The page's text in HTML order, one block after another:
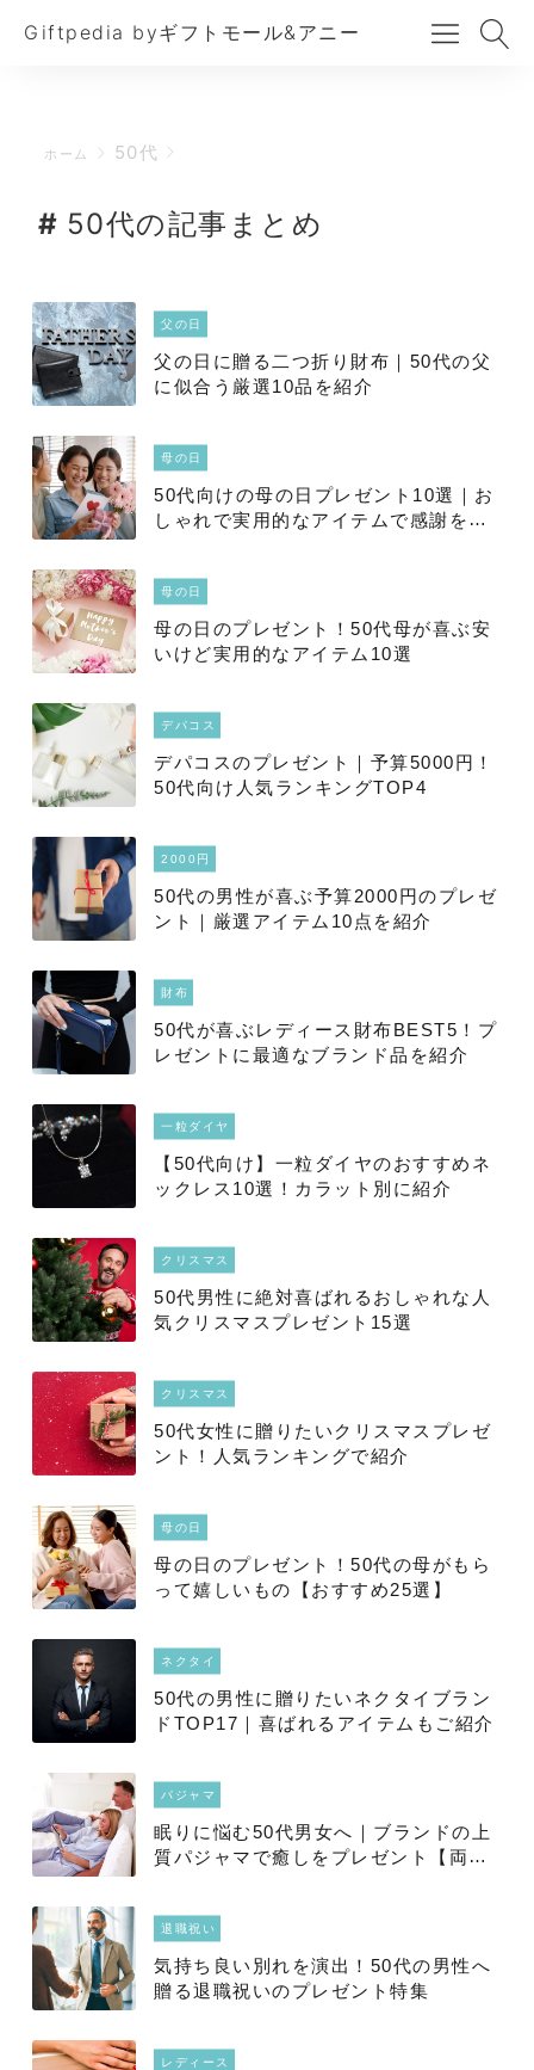
Giftpedia byギフトモール&アニー
ホーム 50代
50代の記事まとめ
父の日
父の日に贈る二つ折り財布｜50代の父
に似合う厳選10品を紹介
母の日
50代向けの母の日プレゼント10選｜お
しゃれで実用的なアイテムで感謝を伝
母の日
母の日のプレゼント！50代母が喜ぶ安
いけど実用的なアイテム10選
デパコス
デパコスのプレゼント｜予算5000円！
50代向け人気ランキングTOP4
2000円
50代の男性が喜ぶ予算2000円のプレゼ
ント｜厳選アイテム10点を紹介
財布
50代が喜ぶレディース財布BEST5！プ
レゼントに最適なブランド品を紹介
一粒ダイヤ
【50代向け】一粒ダイヤのおすすめネ
ックレス10選！カラット別に紹介
クリスマス
50代男性に絶対喜ばれるおしゃれな人
気クリスマスプレゼント15選
クリスマス
50代女性に贈りたいクリスマスプレゼ
ント！人気ランキングで紹介
母の日
母の日のプレゼント！50代の母がもら
って嬉しいもの【おすすめ25選】
ネクタイ
50代の男性に贈りたいネクタイブラン
ドTOP17｜喜ばれるアイテムもご紹介
パジャマ
眠りに悩む50代男女へ｜ブランドの上
質パジャマで癒しをプレゼント【両
退職祝い
気持ち良い別れを演出！50代の男性へ
贈る退職祝いのプレゼント特集
レディース